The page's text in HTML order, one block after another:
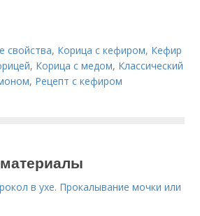
свойства, Корица с кефиром, Кефир
, Корица с медом, Классический
, Рецепт с кефиром
в ухе. Прокалывание мочки или